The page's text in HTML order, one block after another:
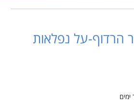
הרדוף-על נפלאות
ימים